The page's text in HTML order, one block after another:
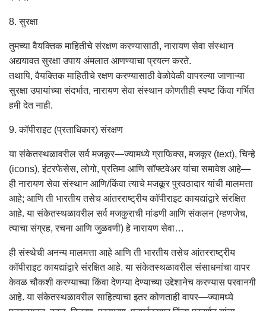
8. सुरक्षा
तुमच्या वैयक्तिक माहितीचे संरक्षण करण्यासाठी, नारायण सेवा संस्थान
अद्ययावत सुरक्षा उपाय अंमलात आणण्याचा प्रयत्न करते.
तथापि, वैयक्तिक माहितीचे रक्षण करण्यासाठी वेळोवेळी वापरल्या जाणाऱ्या
सुरक्षा उपायांच्या संदर्भात, नारायण सेवा संस्थान कोणतीही स्पष्ट किंवा गर्भित
हमी देत ​​नाही.
9. कॉपीराइट (प्रताधिकार) संरक्षण
या संकेतस्थळावरील सर्व मजकूर—ज्यामध्ये ग्राफिक्स, मजकूर (text), चिन्हे
(icons), इंटरफेसेस, लोगो, प्रतिमा आणि सॉफ्टवेअर यांचा समावेश आहे—
ही नारायण सेवा संस्थान आणि/किंवा त्याचे मजकूर पुरवठादार यांची मालमत्ता
आहे; आणि ती भारतीय तसेच आंतरराष्ट्रीय कॉपीराइट कायद्यांद्वारे संरक्षित
आहे. या संकेतस्थळावरील सर्व मजकुराची मांडणी आणि संकलन (म्हणजेच,
त्याचा संग्रह, रचना आणि जुळवणी) हे नारायण सेवा…
ही संस्थेची अनन्य मालमत्ता आहे आणि ती भारतीय तसेच आंतरराष्ट्रीय
कॉपीराइट कायद्यांद्वारे संरक्षित आहे. या संकेतस्थळावरील संसाधनांचा वापर
केवळ चौकशी करण्याच्या किंवा देणग्या देण्याच्या उद्देशानेच करण्यास परवानगी
आहे. या संकेतस्थळावरील साहित्याचा इतर कोणताही वापर—ज्यामध्ये